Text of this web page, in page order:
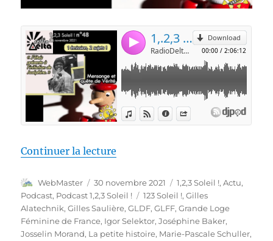
Continuer la lecture
Auteur
WebMaster
Publié
le
30 novembre 2021 Catégories
1,2,3 Soleil !,Actu,
Podcast, Podcast 1,2,3 Soleil ! Étiquettes
123 Soleil !,Gilles
Alatechnik,Gilles Saulière,GLDF,GLFF,Grande Loge
Féminine de France, Igor Selektor,Joséphine Baker,
Josselin Morand, La petite histoire, Marie-Pascale Schuller,